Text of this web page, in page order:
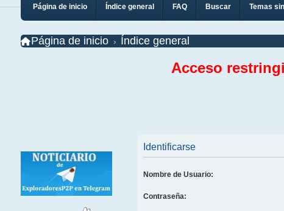
Página de inicio Índice general FAQ Buscar Temas
Página de inicio Índice general
Acceso
Identificarse
Nombre de Usuario:
Contraseña: